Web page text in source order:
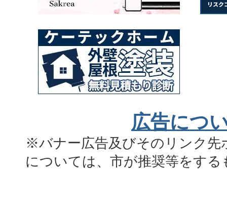
広告につ
※バナー広告及びそのリンク先
については、市が推奨等をす